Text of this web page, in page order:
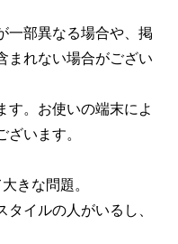
一部異なる場合や、掲
まれない場合がござい
。お使いの端末によ
います。
きな問題。
イルの人がいるし、